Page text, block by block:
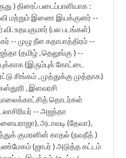
) திரைப் படைப்பாளியாக :
மற்றும் இணை இயக்குனர் --
உதயகுமார் (பல படங்கள்)
-- முழு நீள கதாபாத்திரம் --
(தமிழ் , தெலுங்கு ) --
(இரும்புக் கோட்டை
சிங்கம் , முத்துக்கு முத்தாக)
, இளவரசி
தொடர்கள்
-- அஜந்தா
அடாவடி (தேவா),
குமரனின் காதல் (நவநீத் )
(ஜாபர் ) அடுத்த கட்டம்